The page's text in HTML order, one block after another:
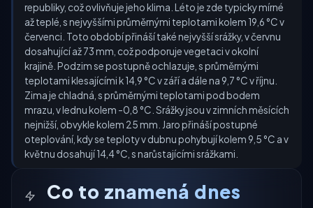
republiky, což ovlivňuje jeho klima. Léto je zde typicky mírné
až teplé, s nejvyššími průměrnými teplotami kolem 19,6 °C v
červenci. Toto období přináší také nejvyšší srážky, v červnu
dosahující až 73 mm, což podporuje vegetaci v okolní
krajině. Podzim se postupně ochlazuje, s průměrnými
teplotami klesajícími k 14,9 °C v září a dále na 9,7 °C v říjnu.
Zima je chladná, s průměrnými teplotami pod bodem
mrazu, v lednu kolem -0,8 °C. Srážky jsou v zimních měsících
nejnižší, obvykle kolem 25 mm. Jaro přináší postupné
oteplování, kdy se teploty v dubnu pohybují kolem 9,5 °C a v
květnu dosahují 14,4 °C, s narůstajícími srážkami.
Co to znamená dnes